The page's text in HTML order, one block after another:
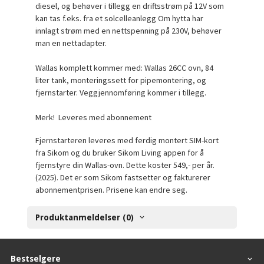
diesel, og behøver i tillegg en driftsstrøm på 12V som
kan tas f.eks. fra et solcelleanlegg Om hytta har
innlagt strøm med en nettspenning på 230V, behøver
man en nettadapter.
Wallas komplett kommer med: Wallas 26CC ovn, 84
liter tank, monteringssett for pipemontering, og
fjernstarter. Veggjennomføring kommer i tillegg.
Merk! Leveres med abonnement
Fjernstarteren leveres med ferdig montert SIM-kort
fra Sikom og du bruker Sikom Living appen for å
fjernstyre din Wallas-ovn. Dette koster 549,- per år.
(2025). Det er som Sikom fastsetter og fakturerer
abonnementprisen. Prisene kan endre seg.
Produktanmeldelser (0)
Bestselgere